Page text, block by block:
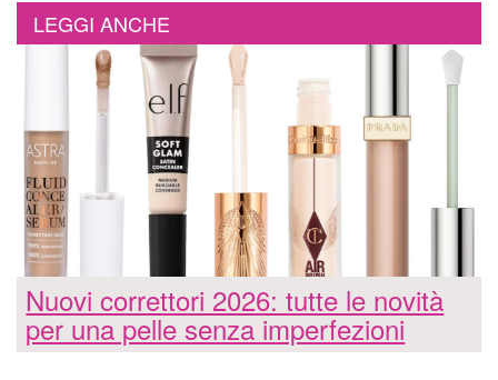
LEGGI ANCHE
Nuovi correttori 2026: tutte le novità
per una pelle senza imperfezioni